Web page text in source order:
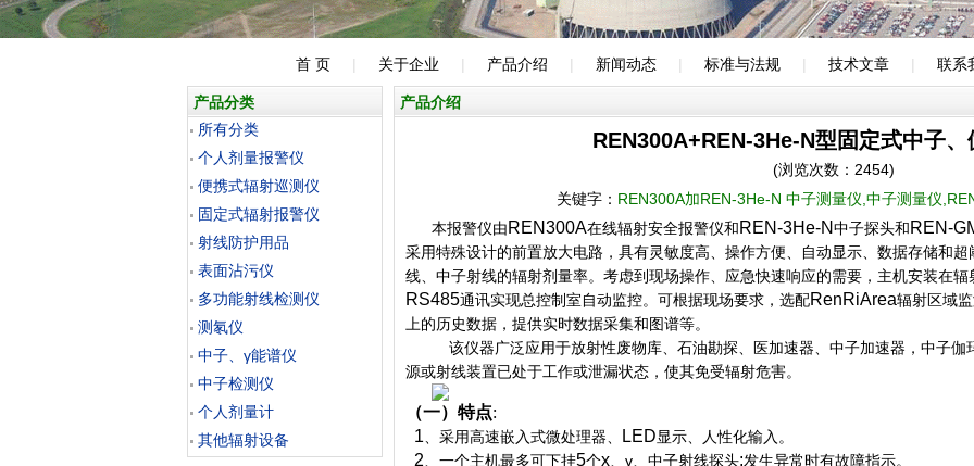
首 页 | 关于企业 | 产品介绍 | 新闻动态 | 标准与法规 | 技术文章 | 联系
产品分类
所有分类
个人剂量报警仪
便携式辐射巡测仪
固定式辐射报警仪
射线防护用品
表面沾污仪
多功能射线检测仪
测氡仪
中子、γ能谱仪
中子检测仪
个人剂量计
其他辐射设备
产品介绍
REN300A+REN-3He-N型固定式中子、
(浏览次数：2454)
关键字： REN300A加REN-3He-N 中子测量仪,中子测量仪
本报警仪由REN300A在线辐射安全报警仪和REN-3He-N中子探头和REN-
采用特殊设计的前置放大电路，具有灵敏度高、操作方便、自动显示、数据存储和
线、中子射线的辐射剂量率。考虑到现场操作、应急快速响应的需要，主机安装在
RS485通讯实现总控制室自动监控。可根据现场要求，选配RenRiArea辐射区域
上的历史数据，提供实时数据采集和图谱等。
该仪器广泛应用于放射性废物库、石油勘探、医加速器、中子加速器，中子伽
源或射线装置已处于工作或泄漏状态，使其免受辐射危害。
（一）特点:
1 、采用高速嵌入式微处理器、 LED显示、人性化输入。
2 、一个主机最多可下挂5个x 、γ、中子射线探头;发生异常时有故障指示。